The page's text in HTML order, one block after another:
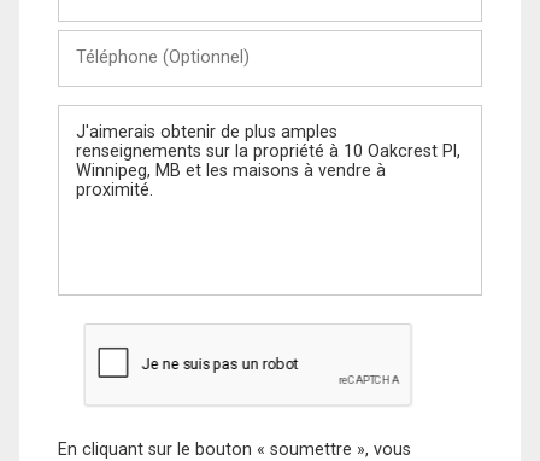
(Optionnel)
Message
En cliquant sur le bouton « soumettre », vous